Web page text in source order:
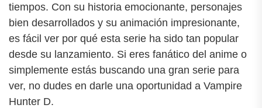
tiempos. Con su historia emocionante, personajes
bien desarrollados y su animación impresionante,
es fácil ver por qué esta serie ha sido tan popular
desde su lanzamiento. Si eres fanático del anime o
simplemente estás buscando una gran serie para
ver, no dudes en darle una oportunidad a Vampire
Hunter D.